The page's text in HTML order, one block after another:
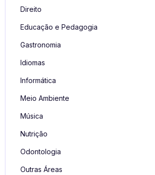
Direito
Educação e Pedagogia
Gastronomia
Idiomas
Informática
Meio Ambiente
Música
Nutrição
Odontologia
Outras Áreas